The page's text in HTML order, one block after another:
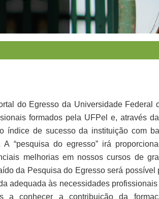
do Egresso da Universidade Federal
formados pela UFPel e, através
índice de sucesso da instituição com
A “pesquisa do egresso” irá
melhorias em nossos cursos de
da Pesquisa do Egresso será
adequada às necessidades
a conhecer a contribuição da